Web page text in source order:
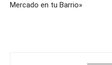
Mercado en tu Barrio»